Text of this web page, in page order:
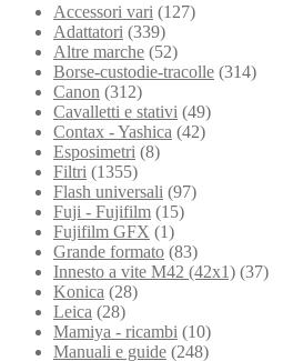
Accessori vari (127)
Adattatori (339)
Altre marche (52)
Borse-custodie-tracolle (314)
Canon (312)
Cavalletti e stativi (49)
Contax - Yashica (42)
Esposimetri (8)
Filtri (1355)
Flash universali (97)
Fuji - Fujifilm (15)
Fujifilm GFX (1)
Grande formato (83)
Innesto a vite M42 (42x1) (37)
Konica (28)
Leica (28)
Mamiya - ricambi (10)
Manuali e guide (248)